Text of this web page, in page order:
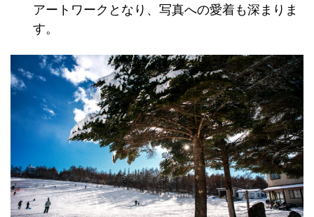
アートワークとなり、写真への愛着も深まりま
す。